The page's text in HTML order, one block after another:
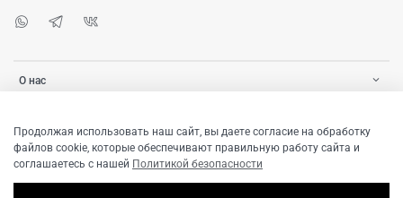
О нас
Продолжая использовать наш сайт, вы даете согласие на обработку
файлов cookie, которые обеспечивают правильную работу сайта и
соглашаетесь с нашей Политикой безопасности